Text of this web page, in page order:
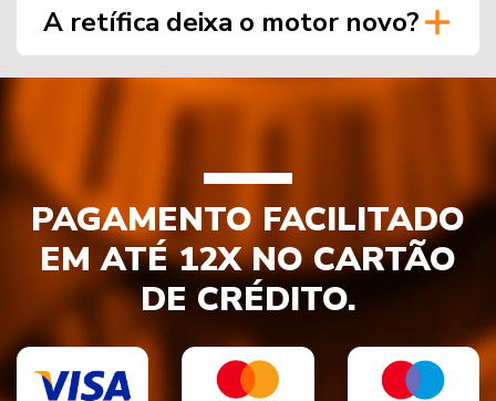
A retífica deixa o motor novo?
PAGAMENTO FACILITADO
EM ATÉ 12X NO CARTÃO
DE CRÉDITO.